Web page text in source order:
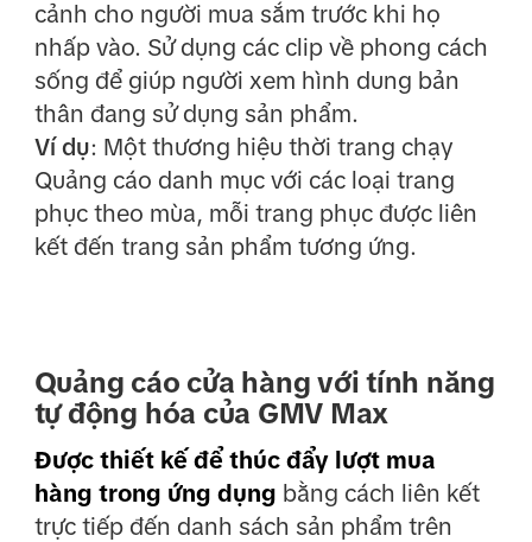
cảnh cho người mua sắm trước khi họ
nhấp vào. Sử dụng các clip về phong cách
sống để giúp người xem hình dung bản
thân đang sử dụng sản phẩm.
Ví dụ: Một thương hiệu thời trang chạy
Quảng cáo danh mục với các loại trang
phục theo mùa, mỗi trang phục được liên
kết đến trang sản phẩm tương ứng.
Quảng cáo cửa hàng với tính năng
tự động hóa của GMV Max
Được thiết kế để thúc đẩy lượt mua
hàng trong ứng dụng bằng cách liên kết
trực tiếp đến danh sách sản phẩm trên